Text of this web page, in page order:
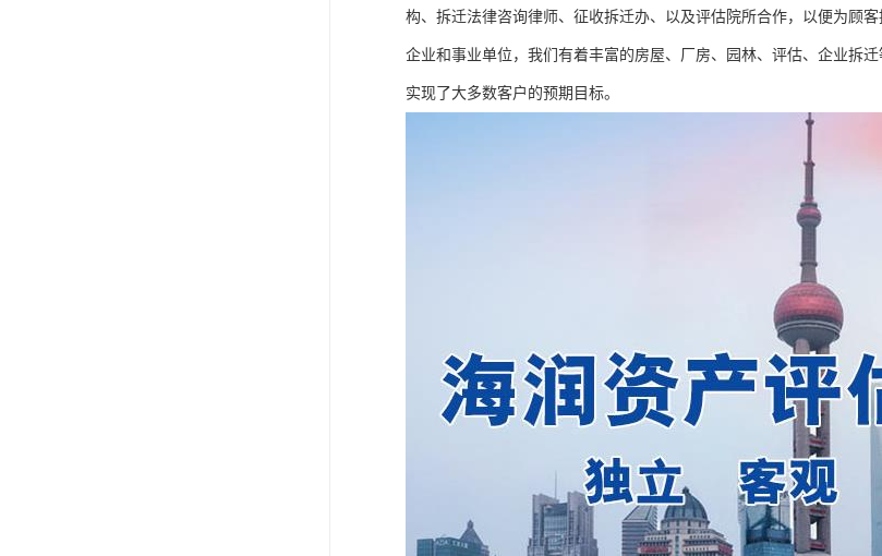
构、拆迁法律咨询律师、征收拆迁办、以及评估院所合作，以便为顾
企业和事业单位，我们有着丰富的房屋、厂房、园林、评估、企业拆
实现了大多数客户的预期目标。